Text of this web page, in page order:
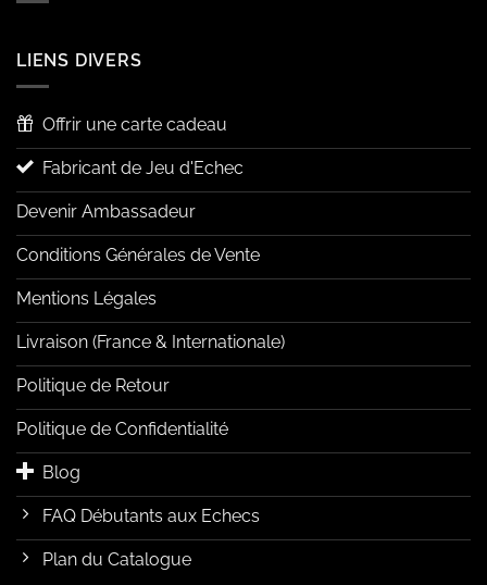
LIENS DIVERS
Offrir une carte cadeau
Fabricant de Jeu d'Echec
Devenir Ambassadeur
Conditions Générales de Vente
Mentions Légales
Livraison (France & Internationale)
Politique de Retour
Politique de Confidentialité
Blog
FAQ Débutants aux Echecs
Plan du Catalogue